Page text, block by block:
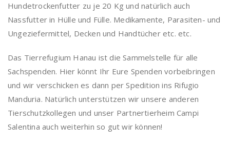
Hundetrockenfutter zu je 20 Kg und natürlich auch
Nassfutter in Hülle und Fülle. Medikamente, Parasiten- und
Ungeziefermittel, Decken und Handtücher etc. etc.
Das Tierrefugium Hanau ist die Sammelstelle für alle
Sachspenden. Hier könnt Ihr Eure Spenden vorbeibringen
und wir verschicken es dann per Spedition ins Rifugio
Manduria. Natürlich unterstützen wir unsere anderen
Tierschutzkollegen und unser Partnertierheim Campi
Salentina auch weiterhin so gut wir können!